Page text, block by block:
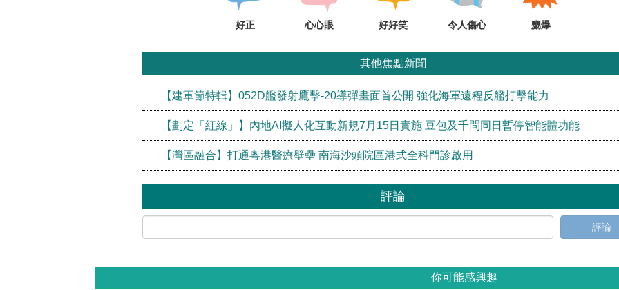
好正 心心眼 好好笑 令人傷心 嬲爆
其他焦點新聞
【建軍節特輯】052D艦發射鷹擊-20導彈畫面首公開 強化海軍遠程反艦打擊能力
【劃定「紅線」】內地AI擬人化互動新規7月15日實施 豆包及千問同日暫停智能體功能
【灣區融合】打通粵港醫療壁壘 南海沙頭院區港式全科門診啟用
評論
評論
你可能感興趣